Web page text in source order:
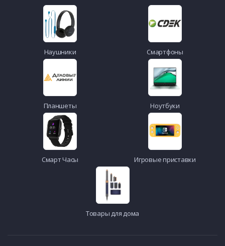
Наушники Смартфоны
Планшеты Ноутбуки
Смарт Часы Игровые приставки
Товары для дома